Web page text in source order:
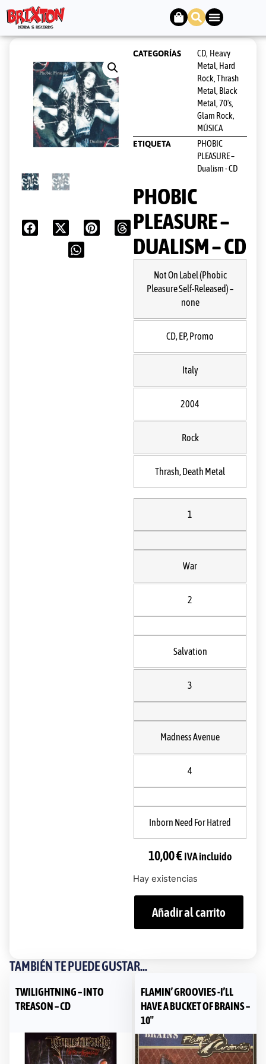
CATEGORÍAS CD, Heavy
Metal, Hard
Rock, Thrash
Metal, Black
Metal, 70's,
Glam Rock,
MÚSICA
ETIQUETA
PHOBIC
PLEASURE –
Dualism - CD
PHOBIC
PLEASURE –
DUALISM – CD
Not On Label (Phobic
Pleasure Self-Released) –
none
CD, EP, Promo
Italy
2004
Rock
Thrash, Death Metal
1
War
2
Salvation
3
Madness Avenue
4
Inborn Need For Hatred
10,00€IVA incluido
Hay existencias
Añadir al carrito
TAMBIÉN TE PUEDE GUSTAR...
TWILIGHTNING – INTO
TREASON – CD
FLAMIN’ GROOVIES -I’LL
HAVE A BUCKET OF BRAINS –
10″